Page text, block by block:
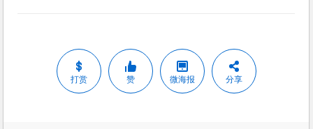
打赏 赞 微海报 分享